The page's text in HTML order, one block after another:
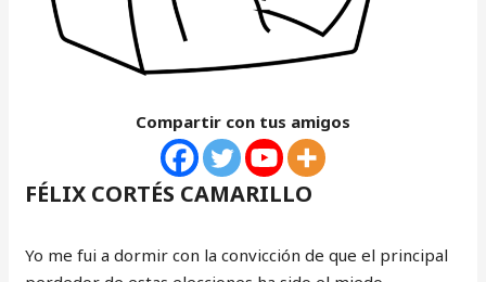
Compartir con tus amigos
FÉLIX CORTÉS CAMARILLO
Yo me fui a dormir con la convicción de que el principal